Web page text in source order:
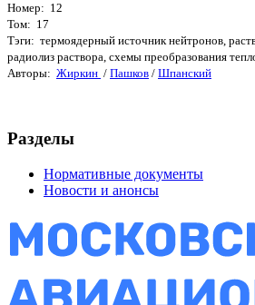
Номер: 12
Том: 17
Тэги: термоядерный источник нейтронов,
радиолиз раствора, схемы преобразования
Авторы: Жиркин / Пашков / Шпанский
Разделы
Нормативные документы
Новости и анонсы